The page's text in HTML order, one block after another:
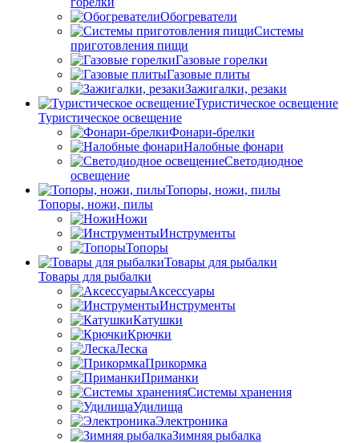
Обогреватели
Системы
приготовления пищи
Газовые горелки
Газовые плиты
Зажигалки, резаки
Туристическое освещение
Туристическое освещение
Фонари-брелки
Налобные фонари
Светодиодное
освещение
Топоры, ножи, пилы
Топоры, ножи, пилы
Ножи
Инструменты
Топоры
Товары для рыбалки
Товары для рыбалки
Аксессуары
Инструменты
Катушки
Крючки
Леска
Прикормка
Приманки
Системы хранения
Удилища
Электроника
Зимняя рыбалка